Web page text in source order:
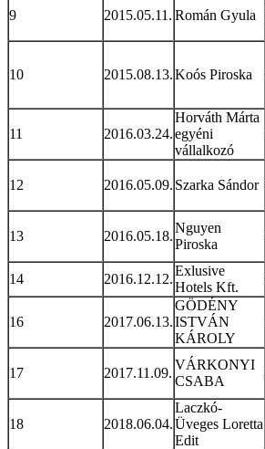
9 2015.05.11. Román Gyula
10 2015.08.13.Koós Piroska
11 2016.03.24.
Horváth Márta
egyéni
vállalkozó
12 2016.05.09. Szarka Sándor
13 2016.05.18.
Nguyen
Piroska
14 2016.12.12.
Exlusive
Hotels Kft.
16 2017.06.13.
GÖDÉNY
ISTVÁN
KÁROLY
17 2017.11.09.
VÁRKONYI
CSABA
18 2018.06.04.
Laczkó-
Üveges Loretta
Edit